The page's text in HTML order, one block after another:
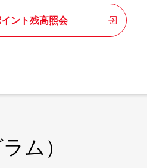
ント残高照会
ム）